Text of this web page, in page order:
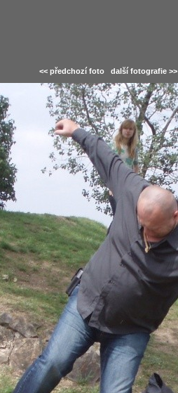
<< předchozí foto další fotografie >>